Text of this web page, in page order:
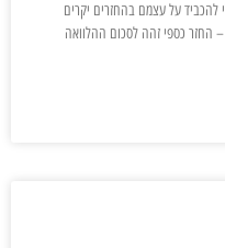
להכביד על עצמם בהחזרים יקרים
– החזר כספי זהה לסכום ההלוואה